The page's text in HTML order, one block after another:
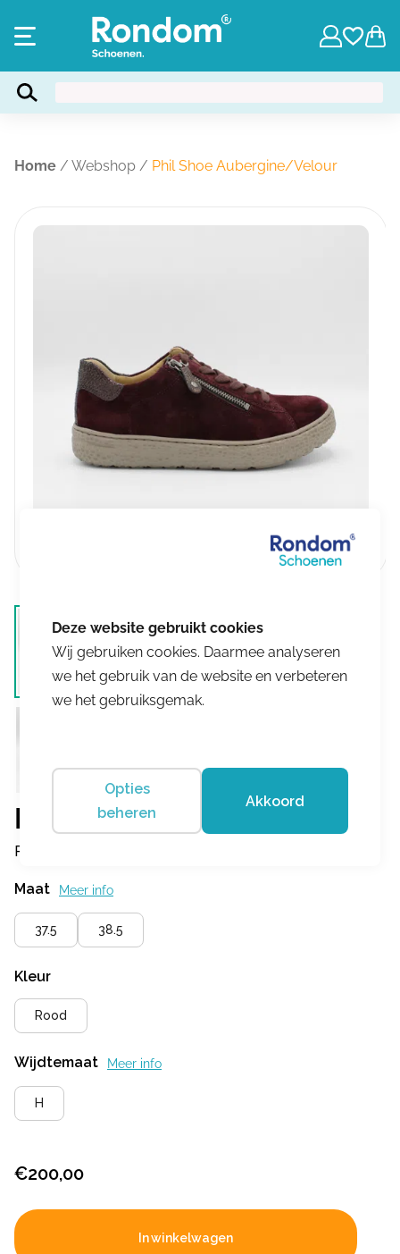
Home / Webshop / Phil Shoe Aubergine/Velour
Hartjes
Phil Shoe Aubergine/Velour
Kleur
Rood
Maat Meer info
37.5 38.5
Wijdtemaat Meer info
H
€200,00
In winkelwagen
Wij gebruiken cookies. Daarmee analyseren
we het gebruik van de website en verbeteren
we het gebruiksgemak.
Opties
beheren
Akkoord